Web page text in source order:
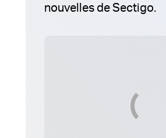
nouvelles de Sectigo.